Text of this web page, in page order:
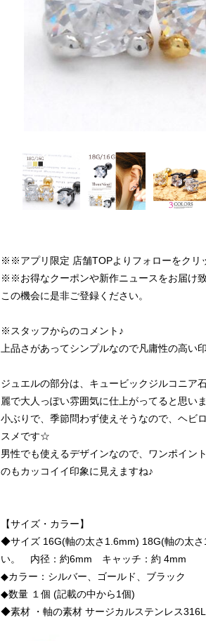
※※アプリ限定 店舗TOPよりフォローをク
※※お得なクーポンや新作ニュースをお届け
この機会に是非ご登録ください。
※スタッフからのコメント♪
上品さがあってシンプルなので凡庸性の高い
ジュエルの部分は、キュービックジルコニア
麗で大人っぽい雰囲気に仕上がってると思いま
小ぶりで、季節問わず使えそうなので、ヘビ
スメです☆
男性でも使えるデザインなので、ワンポイン
のもカッコイイ印象に見えますね♪
【サイズ・カラー】
◆サイズ 16G(軸の太さ1.6mm) 18G(軸の太さ
い。 内径：約6mm キャッチ：約 4mm
◆カラー：シルバー、ゴールド、ブラック
◆数量 １個 (記載の中から1個)
◆素材 ・軸の素材 サージカルステンレス316L